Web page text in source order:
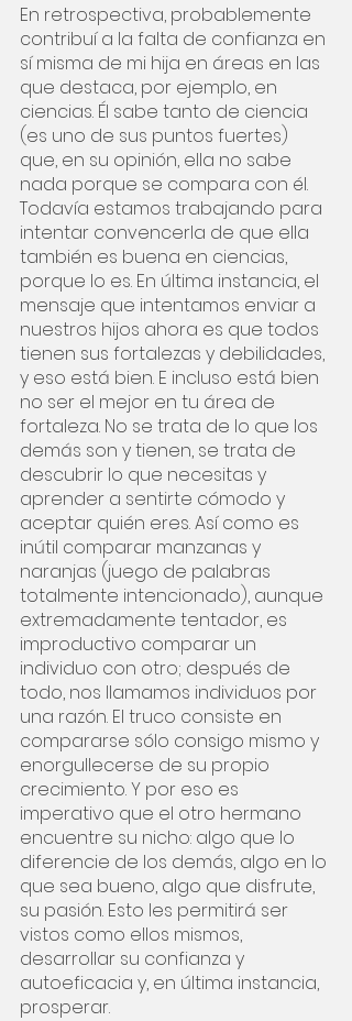
En retrospectiva, probablemente
contribuí a la falta de confianza en
sí misma de mi hija en áreas en las
que destaca, por ejemplo, en
ciencias. Él sabe tanto de ciencia
(es uno de sus puntos fuertes)
que, en su opinión, ella no sabe
nada porque se compara con él.
Todavía estamos trabajando para
intentar convencerla de que ella
también es buena en ciencias,
porque lo es. En última instancia, el
mensaje que intentamos enviar a
nuestros hijos ahora es que todos
tienen sus fortalezas y debilidades,
y eso está bien. E incluso está bien
no ser el mejor en tu área de
fortaleza. No se trata de lo que los
demás son y tienen, se trata de
descubrir lo que necesitas y
aprender a sentirte cómodo y
aceptar quién eres. Así como es
inútil comparar manzanas y
naranjas (juego de palabras
totalmente intencionado), aunque
extremadamente tentador, es
improductivo comparar un
individuo con otro; después de
todo, nos llamamos individuos por
una razón. El truco consiste en
compararse sólo consigo mismo y
enorgullecerse de su propio
crecimiento. Y por eso es
imperativo que el otro hermano
encuentre su nicho: algo que lo
diferencie de los demás, algo en lo
que sea bueno, algo que disfrute,
su pasión. Esto les permitirá ser
vistos como ellos mismos,
desarrollar su confianza y
autoeficacia y, en última instancia,
prosperar.